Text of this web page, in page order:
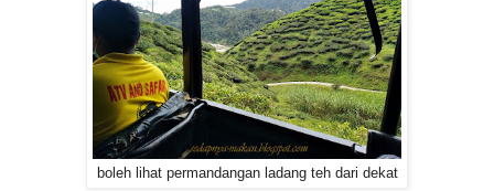
boleh lihat permandangan ladang teh dari dekat